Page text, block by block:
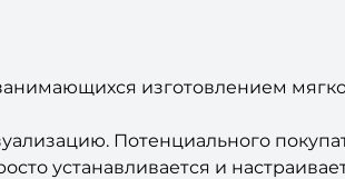
изготовлением
Потенциального
устанавливается и